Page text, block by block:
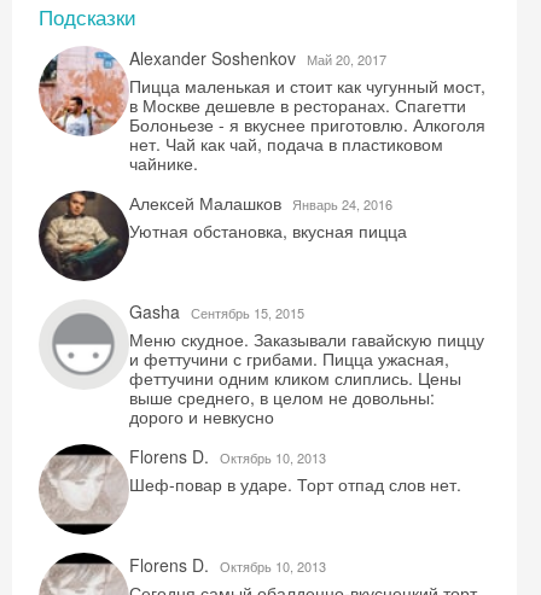
Подсказки
Alexander Soshenkov Май 20, 2017
Пицца маленькая и стоит как чугунный мост,
в Москве дешевле в ресторанах. Спагетти
Болоньезе - я вкуснее приготовлю. Алкоголя
нет. Чай как чай, подача в пластиковом
чайнике.
Алексей Малашков
Январь 24, 2016
Уютная обстановка, вкусная пицца
Gasha Сентябрь 15, 2015
Меню скудное. Заказывали гавайскую пиццу
и феттучини с грибами. Пицца ужасная,
феттучини одним кликом слиплись. Цены
выше среднего, в целом не довольны:
дорого и невкусно
Florens D.
Октябрь 10, 2013
Шеф-повар в ударе. Торт отпад слов нет.
Florens D. Октябрь 10, 2013